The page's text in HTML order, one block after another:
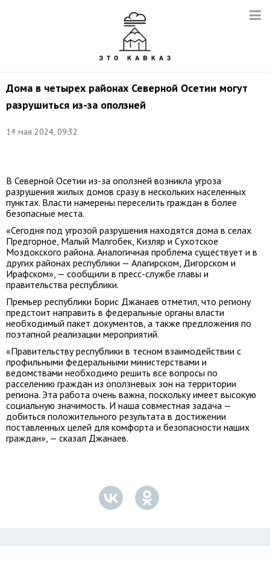
Дома в четырех районах Северной Осетии могут
разрушиться из-за оползней
14 мая 2024, 09:32
Иван
В Северной Осетии из-за оползней возникла угроза
разрушения жилых домов сразу в нескольких населенных
пунктах. Власти намерены переселить граждан в более
безопасные места.
«Сегодня под угрозой разрушения находятся дома в селах
Предгорное, Малый Малгобек, Кизляр и Сухотское
Моздокского района. Аналогичная проблема существует и в
других районах республики — Алагирском, Дигорском и
Ирафском», — сообщили в пресс-службе главы и
правительства республики.
Премьер республики Борис Джанаев отметил, что региону
предстоит направить в федеральные органы власти
необходимый пакет документов, а также предложения по
поэтапной реализации мероприятий.
«Правительству республики в тесном взаимодействии с
профильными федеральными министерствами и
ведомствами необходимо решить все вопросы по
расселению граждан из оползневых зон на территории
региона. Эта работа очень важна, поскольку имеет высокую
социальную значимость. И наша совместная задача —
добиться положительного результата в достижении
поставленных целей для комфорта и безопасности наших
граждан», — сказал Джанаев.